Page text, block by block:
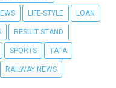
LIFE-STYLE LOAN
RESULT STAND
SPORTS TATA
RAILWAY NEWS